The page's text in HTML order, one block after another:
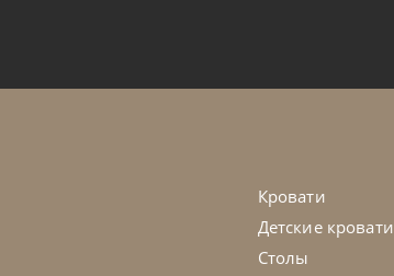
Кровати
Детские кровати
Столы